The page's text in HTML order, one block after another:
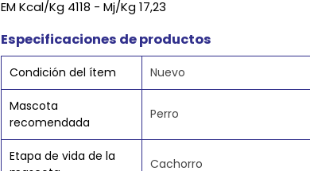
EM Kcal/Kg 4118 - Mj/Kg 17,23
Especificaciones de productos
Condición del ítem Nuevo
Mascota
recomendada
Perro
Etapa de vida de la
Cachorro